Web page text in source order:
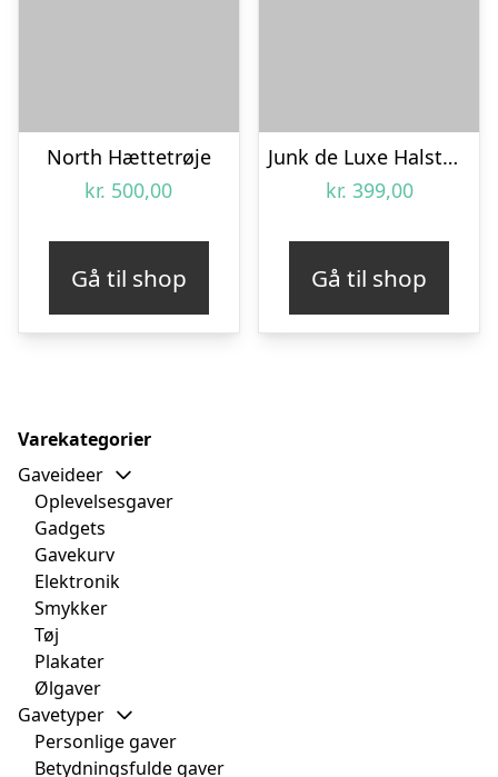
North Hættetrøje
kr. 500,00
Gå til shop
Junk de Luxe Halstørklæde
kr. 399,00
Gå til shop
Varekategorier
Gaveideer
Oplevelsesgaver
Gadgets
Gavekurv
Elektronik
Smykker
Tøj
Plakater
Ølgaver
Gavetyper
Personlige gaver
Betydningsfulde gaver